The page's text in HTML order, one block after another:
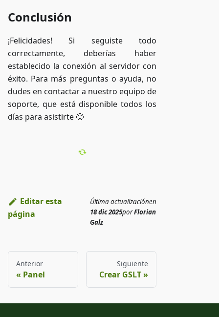
Conclusión
¡Felicidades! Si seguiste todo
correctamente, deberías haber
establecido la conexión al servidor con
éxito. Para más preguntas o ayuda, no
dudes en contactar a nuestro equipo de
soporte, que está disponible todos los
días para asistirte 🙂
Editar esta
página
Última actualizaciónen
18 dic 2025porFlorian
Galz
Anterior
Panel
Siguiente
Crear GSLT